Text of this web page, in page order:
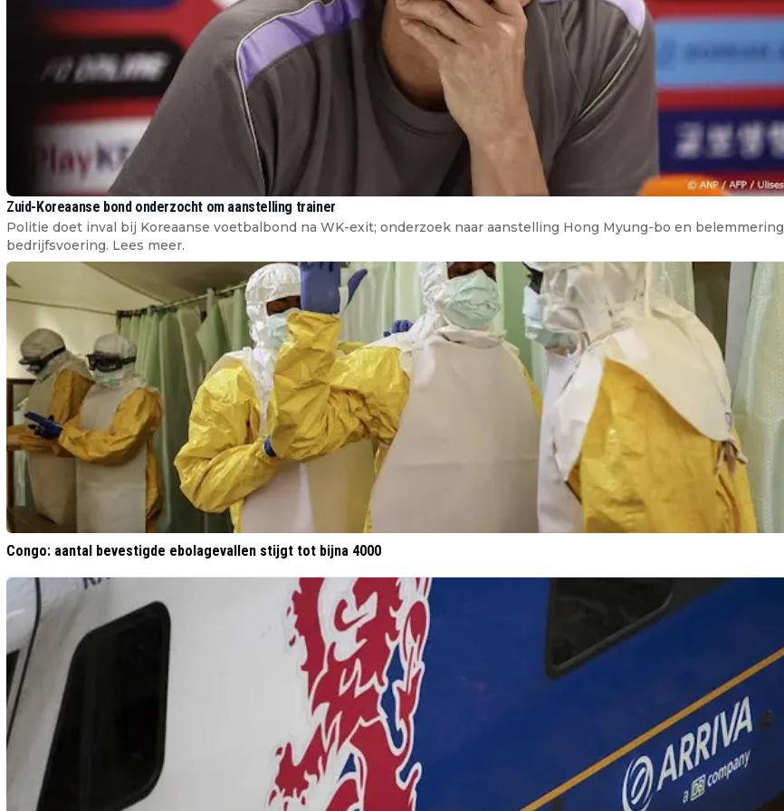
Zuid-Koreaanse bond onderzocht om aanstelling trainer
Politie doet inval bij Koreaanse voetbalbond na WK-exit; onderzoek naar aanstelling Hong Myung-bo en belemmering
bedrijfsvoering. Lees meer.
Congo: aantal bevestigde ebolagevallen stijgt tot bijna 4000